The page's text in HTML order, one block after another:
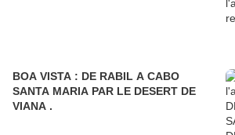
BOA VISTA : DE RABIL A CABO
SANTA MARIA PAR LE DESERT DE
VIANA .